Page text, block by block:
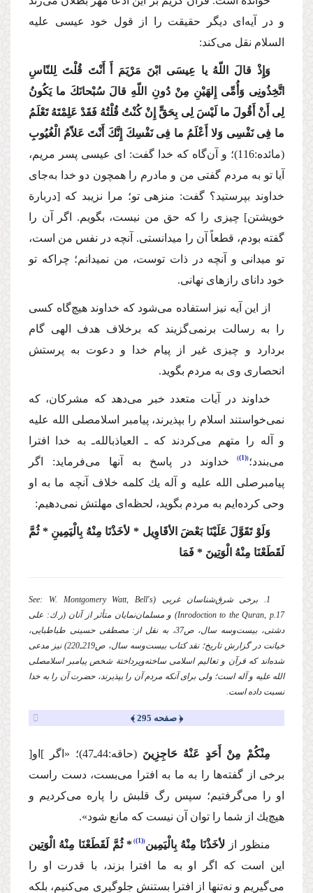
و در آیه‌ای دیگر حقیقت را از قول خود عیسی علیه
السلام نقل می‌كند:
وَإِذْ قالَ اللّهُ یا عِیسَی ابْنَ مَرْیَمَ أَ أَنْتَ قُلْتَ لِلنّاسِ
اتَّخِذُونِی وَأُمِّی إِلهَیْنِ مِنْ دُونِ اللّهِ قالَ سُبْحانَكَ ما یَكُونُ
لِی أَنْ أَقُولَ ما لَیْسَ لِی بِحَقٍّ إِنْ كُنْتُ قُلْتُهُ فَقَدْ عَلِمْتَهُ تَعْلَمُ
ما فِی نَفْسِی وَلا أَعْلَمُ ما فِی نَفْسِكَ إِنَّكَ أَنْتَ عَلاّمُ الْغُیُوبِ
(مائده:116)؛
و آن‌گاه كه خدا گفت: ای عیسی پسر مریم،
آیا تو به مردم گفتی من و مادرم را همچون دو خدا به‌جای
خداوند بپرستید؟ گفت: منزهی تو؛ مرا نزیبد كه [دربارة
خویشتن] چیزی را كه حق من نیست، بگویم. اگر آن را
گفته بودم، قطعاً آن را می‏دانستی. آنچه در نفس من است،
تو می‏دانی و آنچه در ذات توست، من نمی‏دانم؛ چراكه تو
خود دانای رازهای نهانی.
از این آیه نیز استفاده می‌شود كه خداوند هیچ‌گاه كسی
را به رسالت برنمی‌گزیند كه برخلاف هدف الهی گام
بردارد و چیزی غیر از پیام خدا و دعوت به پرستش
انحصاری وی به مردم بگوید.
خداوند در آیات متعدد خبر می‌دهد كه مشركان، كه
نمی‌خواستند اسلام را بپذیرند‌، پیامبر اسلامصلی الله علیه
و آله را متهم می‌كردند كه ـ العیاذبالله‌ـ به خدا افترا
می‌بندد؛ (1)
خداوند در پاسخ به آنها می‌فرماید: اگر
پیامبر صلی الله علیه و آله یك كلمه خلاف آنچه ما به او
وحی كرده‌ایم به مردم بگوید، لحظه‌ای مهلتش نمی‌دهیم:
وَلَوْ تَقَوَّلَ عَلَیْنَا بَعْضَ الأقَاوِیل * لأخَذْنَا مِنْهُ بِالْیَمِینِ * ثُمَّ
لَقَطَعْنَا مِنْهُ الْوَتِینَ * فَمَا
1. برخی شرق‌شناسان غربی (See: W. Montgomery Watt, Bell's
Inrodoction to the Quran, p.17) و مسلمان‌‌نمایان متأثر از آنان (ر.ك: علی
دشتی، بیست‌وسه سال، ص37، به نقل از: مصطفی حسینی طباطبایی،
خیانت در گزارش تاریخ؛ نقد كتاب بیست‌وسه سال، ص219ـ220) نیز مدعی
شده‌‌اند كه قرآن و تعالیم اسلامی ساخته‌وپرداختة شخص پیامبر اسلامصلی
الله علیه و آله است؛ ولی برای آنكه مردم آن را بپذیرند، حضرت آن را به خدا
نسبت داده است.
﴿ صفحه 295 ﴾
مِنْكُمْ مِنْ أَحَدٍ عَنْهُ حَاجِزِینَ (حاقه:44ـ47)؛
«اگر ]او[
برخی از گفته‌ها را به ما به افترا می‌بست، دست راست
او را می‌گرفتیم؛ سپس رگ قلبش را پاره می‌كردیم و
هیچ‌یك از شما را توان آن نیست كه مانع شود».
منظور از لأخَذْنَا مِنْهُ بِالْیَمِین (1)
* ثُمَّ لَقَطَعْنَا مِنْهُ الْوَتِین
این است كه اگر او به ما افترا بزند، با قدرت او را
می‌گیریم و نه‌تنها از افترا بستنش جلوگیری می‌كنیم، بلكه